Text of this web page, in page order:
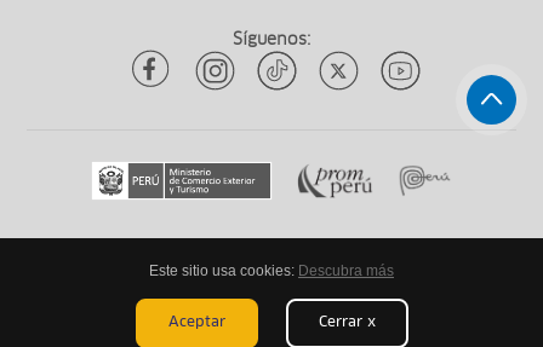
Síguenos:
Todos los derechos reservadosytuqueplanes 2026
Este sitio usa cookies: Descubra más
Aceptar Cerrar x